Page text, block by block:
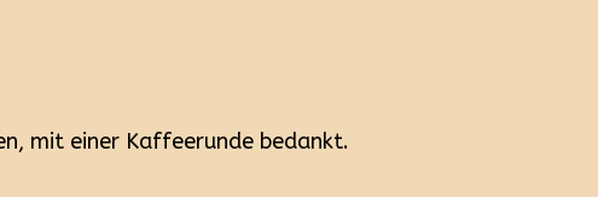
mit einer Kaffeerunde bedankt.